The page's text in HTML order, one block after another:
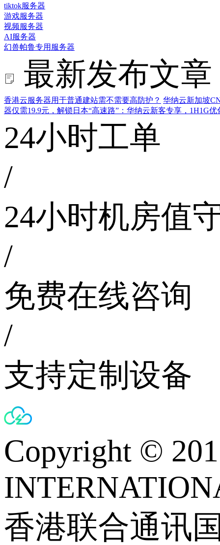
tiktok服务器
游戏服务器
视频服务器
AI服务器
幻兽帕鲁专用服务器
最新发布文章
香港云服务器用于普通建站需不需要高防护？ 华纳云新加坡
器仅需19.9元，解锁日本“高速路”：华纳云新客专享，1H1G
24小时工单
/
24小时机房值
/
免费在线咨询
/
支持定制设备
Copyright ©
香港联合通讯